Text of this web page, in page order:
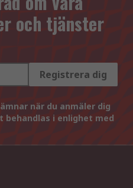
och tjänster
Registrera dig
när du anmäler dig
i enlighet med